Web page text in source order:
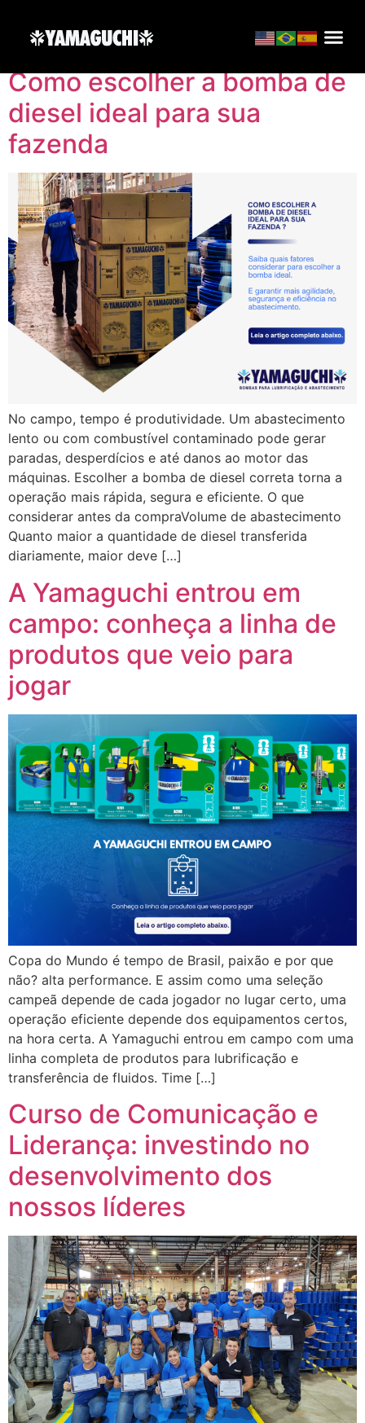
Categoria: Artigos
Como escolher a bomba de
diesel ideal para sua
fazenda
No campo, tempo é produtividade. Um abastecimento
lento ou com combustível contaminado pode gerar
paradas, desperdícios e até danos ao motor das
máquinas. Escolher a bomba de diesel correta torna a
operação mais rápida, segura e eficiente. O que
considerar antes da compraVolume de abastecimento
Quanto maior a quantidade de diesel transferida
diariamente, maior deve […]
A Yamaguchi entrou em
campo: conheça a linha de
produtos que veio para
jogar
Copa do Mundo é tempo de Brasil, paixão e por que
não? alta performance. E assim como uma seleção
campeã depende de cada jogador no lugar certo, uma
operação eficiente depende dos equipamentos certos,
na hora certa. A Yamaguchi entrou em campo com uma
linha completa de produtos para lubrificação e
transferência de fluidos. Time […]
Curso de Comunicação e
Liderança: investindo no
desenvolvimento dos
nossos líderes